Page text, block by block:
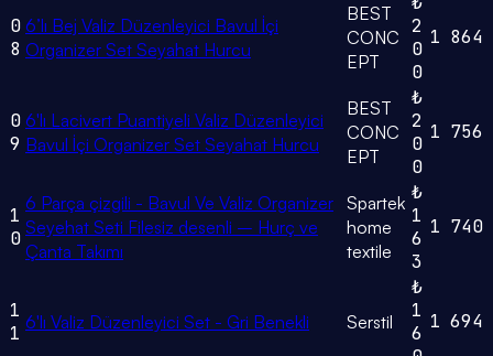
0
8
6’lı Bej Valiz Düzenleyici Bavul İçi
Organizer Set Seyahat Hurcu
BEST
CONC
EPT
2
0
0
1 864
0
9
6'lı Lacivert Puantiyeli Valiz Düzenleyici
Bavul İçi Organizer Set Seyahat Hurcu
BEST
CONC
EPT
₺
2
0
0
1 756
1
0
6 Parça çizgili - Bavul Ve Valiz Organizer
Seyehat Seti Filesiz desenli – Hurç ve
Çanta Takımı
Spartek
home
textile
₺
1
6
3
1 740
1
1 6'lı Valiz Düzenleyici Set - Gri Benekli Serstil
₺
1
6
1 694